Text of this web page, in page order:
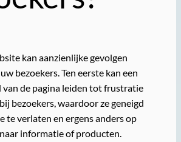
kan aanzienlijke gevolgen
bezoekers. Ten eerste kan een
de pagina leiden tot frustratie
bezoekers, waardoor ze geneigd
te verlaten en ergens anders op
informatie of producten.